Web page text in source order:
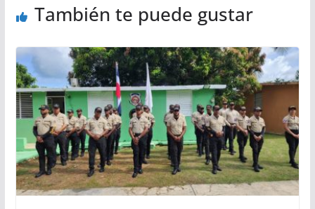
También te puede gustar